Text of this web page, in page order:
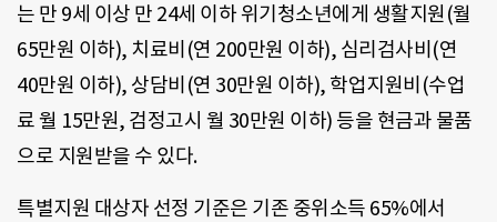
는 만 9세 이상 만 24세 이하 위기청소년에게 생활지원(월
65만원 이하), 치료비(연 200만원 이하), 심리검사비(연
40만원 이하), 상담비(연 30만원 이하), 학업지원비(수업
료 월 15만원, 검정고시 월 30만원 이하) 등을 현금과 물품
으로 지원받을 수 있다.
특별지원 대상자 선정 기준은 기존 중위소득 65%에서